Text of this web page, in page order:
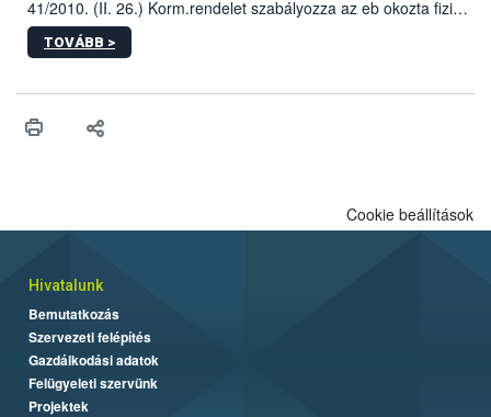
41/2010. (II. 26.) Korm.rendelet szabályozza az eb okozta fizikai
sérülés, illetve ennek veszélye keletkezésekor felmerülő
hatósági feladatokat, valamint a veszélyes eb tartását és annak
vonni az ebek viselkedésének megítélésében jártas szakértőt.
TOVÁBB >
Cookie beállítások
Hivatalunk
Bemutatkozás
Szervezeti felépítés
Gazdálkodási adatok
Felügyeleti szervünk
Projektek